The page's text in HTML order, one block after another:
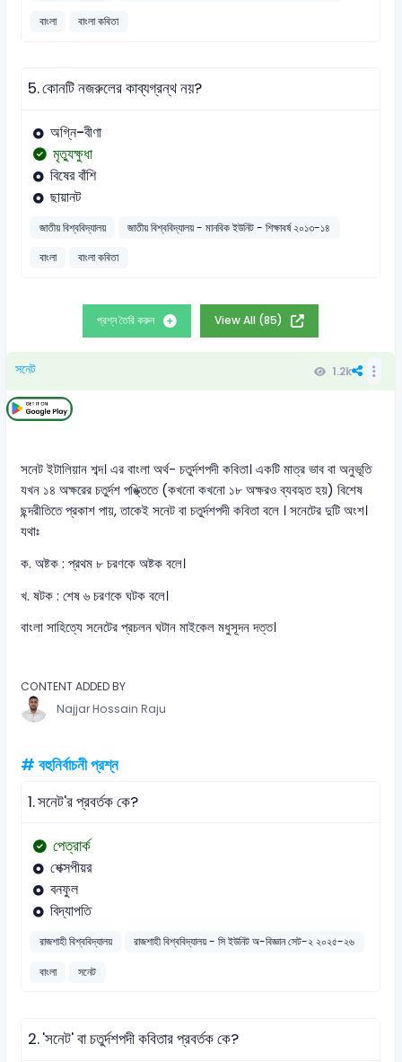
বাংলা
বাংলা কবিতা
5.কোনটি নজরুলের কাব্যগ্রন্থ নয়?
অগ্নি-বীণা
মৃত্যুক্ষুধা
বিষের বাঁশি
ছায়ানট
জাতীয় বিশ্ববিদ্যালয়
জাতীয় বিশ্ববিদ্যালয় - মানবিক ইউনিট - শিক্ষাবর্ষ ২০১৩-১৪
বাংলা
বাংলা কবিতা
প্রশ্ন তৈরি করুন View All (85)
সনেট 1.2k
সনেট ইটালিয়ান শব্দ। এর বাংলা অর্থ- চতুর্দশপদী কবিতা। একটি মাত্র ভাব বা অনুভূতি
যখন ১৪ অক্ষরের চতুর্দশ পঙ্ক্তিতে (কখনো কখনো ১৮ অক্ষরও ব্যবহৃত হয়) বিশেষ
ছন্দরীতিতে প্রকাশ পায়, তাকেই সনেট বা চতুর্দশপদী কবিতা বলে । সনেটের দুটি অংশ।
যথাঃ
ক. অষ্টক : প্রথম ৮ চরণকে অষ্টক বলে।
খ. ষটক : শেষ ৬ চরণকে ঘটক বলে।
বাংলা সাহিত্যে সনেটের প্রচলন ঘটান মাইকেল মধুসূদন দত্ত।
CONTENT ADDED BY
Najjar Hossain Raju
# বহুনির্বাচনী প্রশ্ন
1.সনেট'র প্রবর্তক কে?
পেত্রার্ক
শেক্সপীয়র
বনফুল
বিদ্যাপতি
রাজশাহী বিশ্ববিদ্যালয়
রাজশাহী বিশ্ববিদ্যালয় - সি ইউনিট অ-বিজ্ঞান সেট-২ ২০২৫-২৬
বাংলা
সনেট
2.'সনেট' বা চতুর্দশপদী কবিতার প্রবর্তক কে?